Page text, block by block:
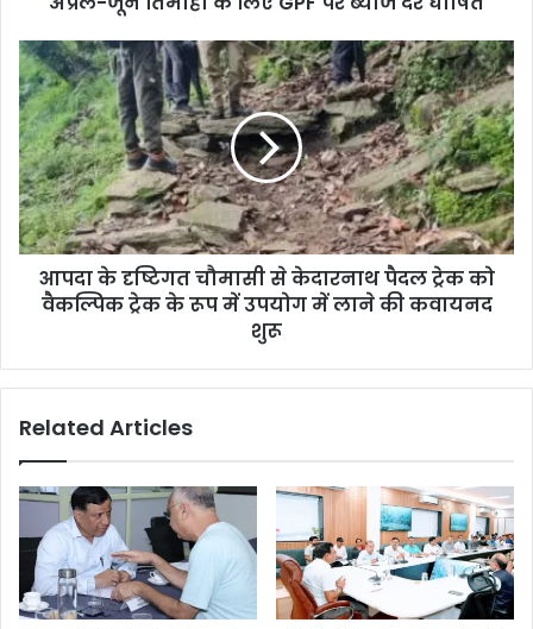
आपदा के दृष्टिगत चौमासी से केदारनाथ पैदल ट्रेक को
वैकल्पिक ट्रेक के रूप में उपयोग में लाने की कवायनद
शुरू
Related Articles